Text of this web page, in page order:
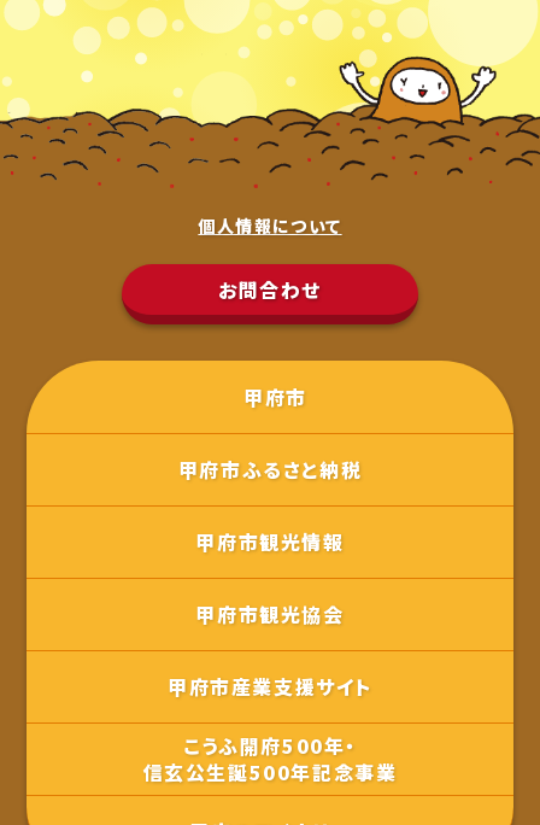
個人情報について
お問合わせ
甲府市
甲府市ふるさと納税
甲府市観光情報
甲府市観光協会
甲府市産業支援サイト
こうふ開府500年・
信玄公生誕500年記念事業